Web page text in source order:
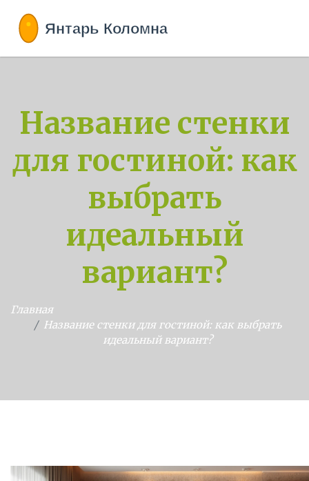
Название стенки
для гостиной: как
выбрать
идеальный
вариант?
Главная
Название стенки для гостиной: как выбрать
идеальный вариант?